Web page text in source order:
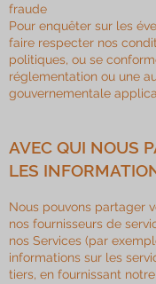
fraude
Pour enquêter sur les
faire respecter nos
politiques, ou se
réglementation ou une
gouvernementale
AVEC QUI NOUS
LES
Nous pouvons partager
nos fournisseurs de
nos Services (par
informations sur les
tiers, en fournissant